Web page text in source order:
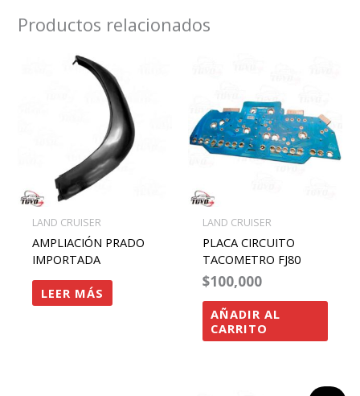
Productos relacionados
LAND CRUISER
AMPLIACIÓN PRADO
IMPORTADA
LEER MÁS
LAND CRUISER
PLACA CIRCUITO
TACOMETRO FJ80
$100,000
AÑADIR AL
CARRITO